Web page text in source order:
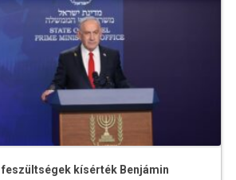
feszültségek kísérték Benjámin